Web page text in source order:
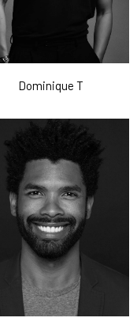
Dominique T